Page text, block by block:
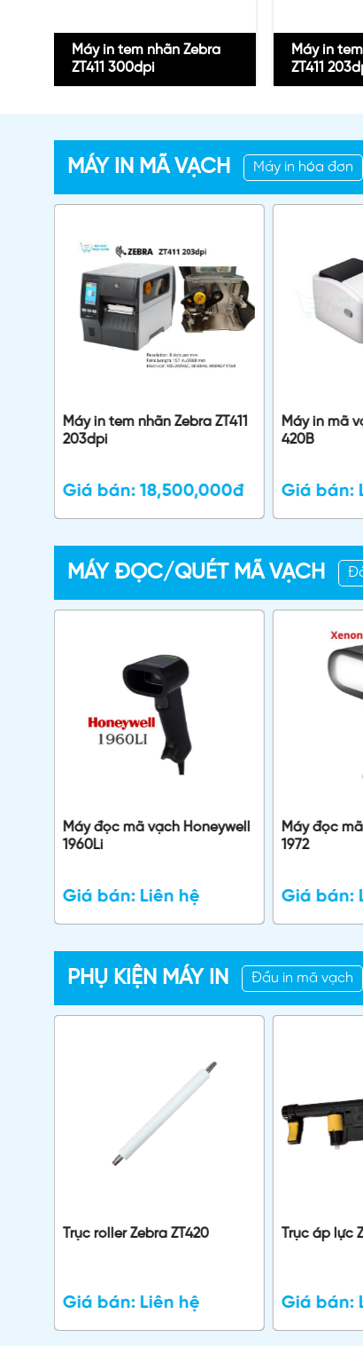
Máy in tem nhãn Zebra
ZT411 300dpi
Máy in
ZT411
MÁY IN MÃ VẠCH Máy in hóa đơn
Máy in tem nhãn Zebra ZT411
203dpi
Giá bán:18,500,000đ
Máy in mã
420B
Giá bán:
MÁY ĐỌC/QUÉT MÃ VẠCH
Máy đọc mã vạch Honeywell
1960Li
Giá bán:Liên hệ
Máy đọc
1972
Giá bán:
PHỤ KIỆN MÁY IN Đầu in mã vạch
Trục roller Zebra ZT420
Giá bán: Liên hệ
Trục áp lực
Giá bán: